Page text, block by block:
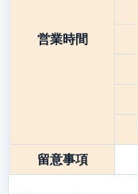
営業時間
留意事項